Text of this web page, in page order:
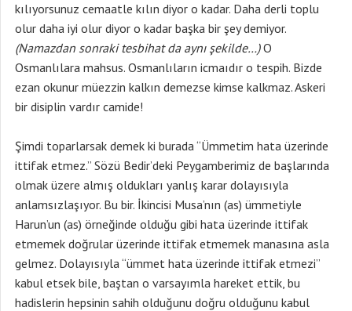
kılıyorsunuz cemaatle kılın diyor o kadar. Daha derli toplu
olur daha iyi olur diyor o kadar başka bir şey demiyor.
(Namazdan sonraki tesbihat da aynı şekilde…)O
Osmanlılara mahsus. Osmanlıların icmaıdır o tespih. Bizde
ezan okunur müezzin kalkın demezse kimse kalkmaz. Askeri
bir disiplin vardır camide!
Şimdi toparlarsak demek ki burada “Ümmetim hata üzerinde
ittifak etmez.” Sözü Bedir’deki Peygamberimiz de başlarında
olmak üzere almış oldukları yanlış karar dolayısıyla
anlamsızlaşıyor. Bu bir. İkincisi Musa’nın (as) ümmetiyle
Harun’un (as) örneğinde olduğu gibi hata üzerinde ittifak
etmemek doğrular üzerinde ittifak etmemek manasına asla
gelmez. Dolayısıyla “ümmet hata üzerinde ittifak etmezi”
kabul etsek bile, baştan o varsayımla hareket ettik, bu
hadislerin hepsinin sahih olduğunu doğru olduğunu kabul